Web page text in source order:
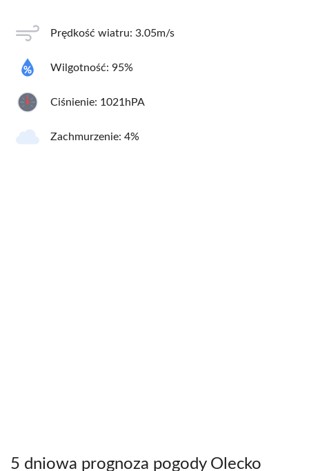
Prędkość wiatru: 3.05m/s
Wilgotność: 95%
Ciśnienie: 1021hPA
Zachmurzenie: 4%
5 dniowa prognoza pogody Olecko